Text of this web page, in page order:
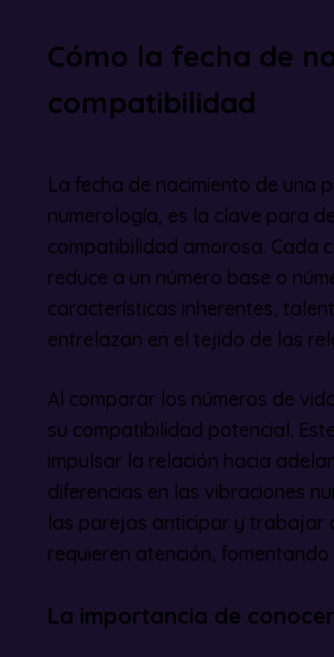
Cómo la fecha de
compatibilidad
La fecha de nacimiento de una
numerología, es la clave para
compatibilidad amorosa. Cada
reduce a un número base o
características inherentes,
entrelazan en el tejido de las
Al comparar los números de
su compatibilidad potencial.
impulsar la relación hacia
diferencias en las vibraciones
las parejas anticipar y trabajar
requieren atención,
La importancia de